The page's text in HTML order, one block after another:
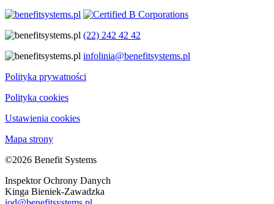
(22) 242 42 42
infolinia@benefitsystems.pl
Polityka prywatności
Polityka cookies
Ustawienia cookies
Mapa strony
©2026 Benefit Systems
Inspektor Ochrony Danych
Kinga Bieniek-Zawadzka